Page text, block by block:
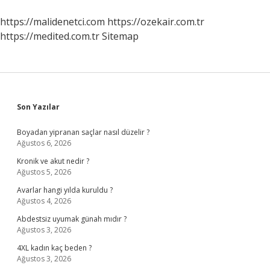
https://malidenetci.com https://ozekair.com.tr
https://medited.com.trSitemap
Sidebar
Son Yazılar
Boyadan yipranan saçlar nasıl düzelir ?
Ağustos 6, 2026
Kronik ve akut nedir ?
Ağustos 5, 2026
Avarlar hangi yılda kuruldu ?
Ağustos 4, 2026
Abdestsiz uyumak günah mıdır ?
Ağustos 3, 2026
4XL kadın kaç beden ?
Ağustos 3, 2026